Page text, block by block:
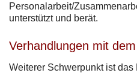
Personalarbeit/
unterstützt und berät.
Verhandlungen mit
Weiterer Schwerpunkt ist